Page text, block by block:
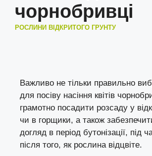
чорнобривці
РОСЛИНИ ВІДКРИТОГО ГРУНТУ
Важливо не тільки правильно
для посіву насіння квітів
грамотно посадити розсаду у
чи в горщики, а також
догляд в період бутонізації, під
після того, як рослина відцвіте.